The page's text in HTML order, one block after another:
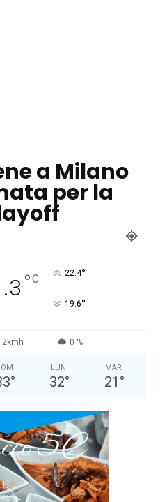
a Milano
per la
°C 22.4°
19.6°
0 %
°
LUN
32°
MAR
21 °